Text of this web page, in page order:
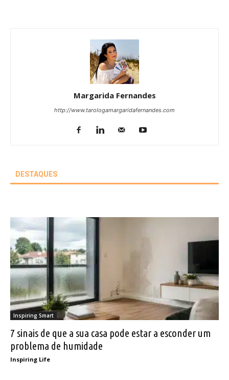
Margarida Fernandes
http://www.tarologamargaridafernandes.com
DESTAQUES
Inspiring Smart
7 sinais de que a sua casa pode estar a esconder um
problema de humidade
Inspiring Life